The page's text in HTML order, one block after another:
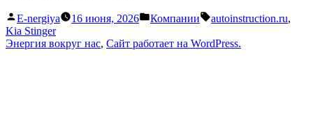
Написано
автором
E-nergiya 16 июня, 2026
Написано
Компании Метки:
autoinstruction.ru,
Kia Stinger
Энергия вокруг нас, Сайт работает на WordPress.